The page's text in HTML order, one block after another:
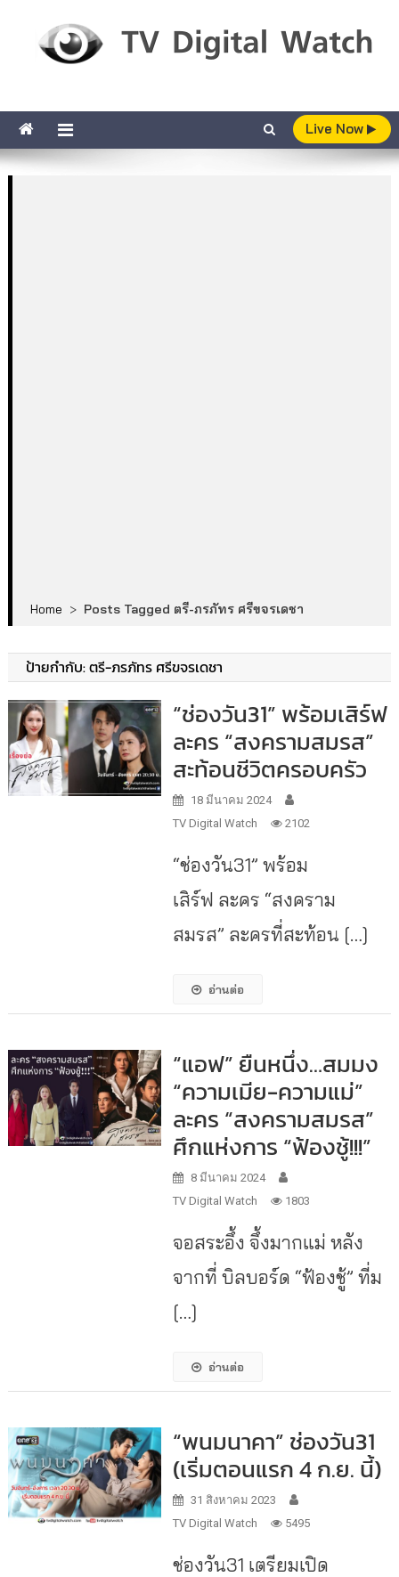
Live Now
Home > Posts Tagged ตรี-ภรภัทร ศรีขจรเดชา
ป้ายกำกับ:ตรี-ภรภัทร ศรีขจรเดชา
“ช่องวัน31” พร้อมเสิร์ฟ
ละคร “สงครามสมรส”
สะท้อนชีวิตครอบครัว
18 มีนาคม 2024
TV Digital Watch
2102
“ช่องวัน31” พร้อม
เสิร์ฟ ละคร “สงคราม
สมรส” ละครที่สะท้อน […]
อ่านต่อ
“แอฟ” ยืนหนึ่ง…สมมง
“ความเมีย-ความแม่”
ละคร “สงครามสมรส”
ศึกแห่งการ “ฟ้องชู้!!!”
8 มีนาคม 2024
TV Digital Watch
1803
จอสระอึ้ง จึ้งมากแม่ หลัง
จากที่ บิลบอร์ด “ฟ้องชู้” ที่ม
[…]
อ่านต่อ
“พนมนาคา” ช่องวัน31
(เริ่มตอนแรก 4 ก.ย. นี้)
31 สิงหาคม 2023
TV Digital Watch
5495
ช่องวัน31 เตรียมเปิด